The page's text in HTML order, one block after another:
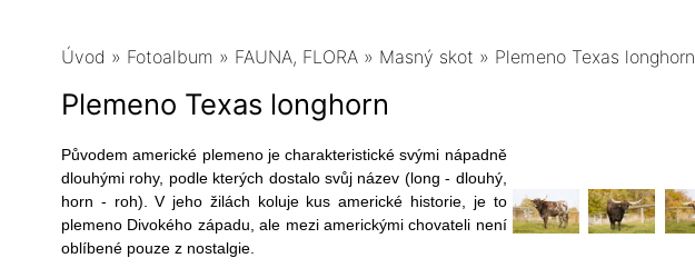
Úvod » Fotoalbum » FAUNA, FLORA » Masný skot » Plemeno Texas longhorn
Plemeno Texas longhorn
Původem americké plemeno je charakteristické svými nápadně
dlouhými rohy, podle kterých dostalo svůj název (long - dlouhý,
horn - roh). V jeho žilách koluje kus americké historie, je to
plemeno Divokého západu, ale mezi americkými chovateli není
oblíbené pouze z nostalgie.